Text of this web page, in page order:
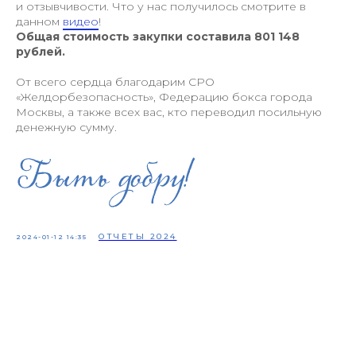
и отзывчивости. Что у нас получилось смотрите в
данном видео!
Общая стоимость закупки составила 801 148
рублей.
От всего сердца благодарим СРО
«Желдорбезопасность», Федерацию бокса города
Москвы, а также всех вас, кто переводил посильную
денежную сумму.
2024-01-12 14:35 ОТЧЕТЫ 2024